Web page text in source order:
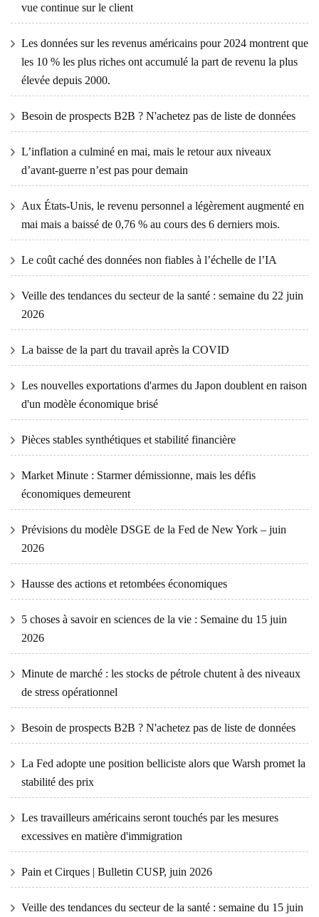
vue continue sur le client
Les données sur les revenus américains pour 2024 montrent que
les 10 % les plus riches ont accumulé la part de revenu la plus
élevée depuis 2000.
Besoin de prospects B2B ? N'achetez pas de liste de données
L’inflation a culminé en mai, mais le retour aux niveaux
d’avant-guerre n’est pas pour demain
Aux États-Unis, le revenu personnel a légèrement augmenté en
mai mais a baissé de 0,76 % au cours des 6 derniers mois.
Le coût caché des données non fiables à l’échelle de l’IA
Veille des tendances du secteur de la santé : semaine du 22 juin
2026
La baisse de la part du travail après la COVID
Les nouvelles exportations d'armes du Japon doublent en raison
d'un modèle économique brisé
Pièces stables synthétiques et stabilité financière
Market Minute : Starmer démissionne, mais les défis
économiques demeurent
Prévisions du modèle DSGE de la Fed de New York – juin
2026
Hausse des actions et retombées économiques
5 choses à savoir en sciences de la vie : Semaine du 15 juin
2026
Minute de marché : les stocks de pétrole chutent à des niveaux
de stress opérationnel
Besoin de prospects B2B ? N'achetez pas de liste de données
La Fed adopte une position belliciste alors que Warsh promet la
stabilité des prix
Les travailleurs américains seront touchés par les mesures
excessives en matière d'immigration
Pain et Cirques | Bulletin CUSP, juin 2026
Veille des tendances du secteur de la santé : semaine du 15 juin